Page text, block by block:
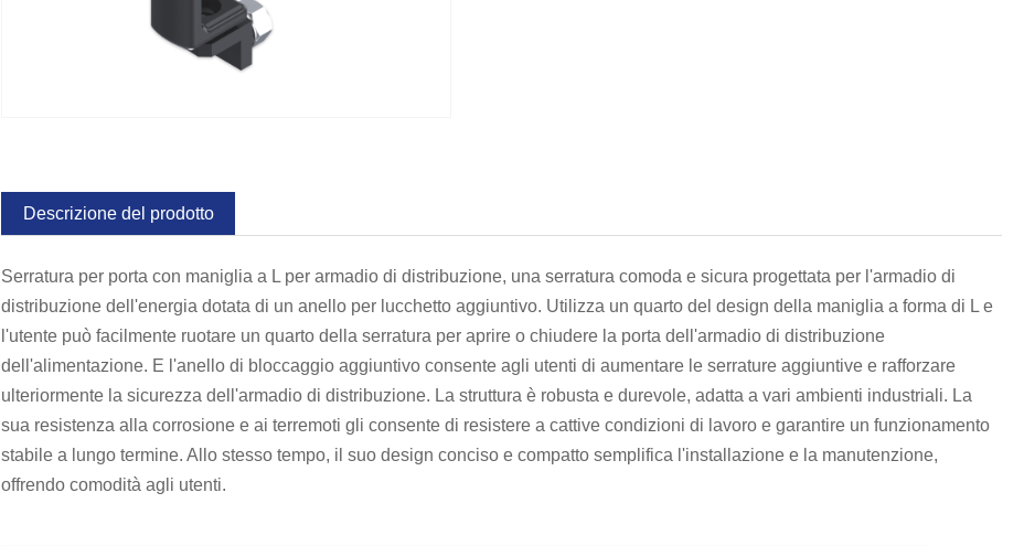
Descrizione del prodotto
Serratura per porta con maniglia a L per armadio di distribuzione, una serratura comoda e sicura progettata per l'armadio di
distribuzione dell'energia dotata di un anello per lucchetto aggiuntivo. Utilizza un quarto del design della maniglia a forma di L e
l'utente può facilmente ruotare un quarto della serratura per aprire o chiudere la porta dell'armadio di distribuzione
dell'alimentazione. E l'anello di bloccaggio aggiuntivo consente agli utenti di aumentare le serrature aggiuntive e rafforzare
ulteriormente la sicurezza dell'armadio di distribuzione. La struttura è robusta e durevole, adatta a vari ambienti industriali. La
sua resistenza alla corrosione e ai terremoti gli consente di resistere a cattive condizioni di lavoro e garantire un funzionamento
stabile a lungo termine. Allo stesso tempo, il suo design conciso e compatto semplifica l'installazione e la manutenzione,
offrendo comodità agli utenti.